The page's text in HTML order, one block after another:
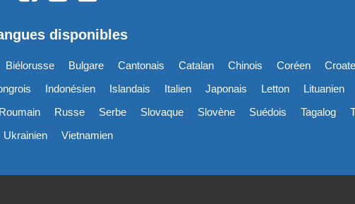
disponibles
Biélorusse Bulgare Cantonais Catalan Chinois Coréen Croate
Indonésien Islandais Italien Japonais Letton Lituanien
Roumain Russe Serbe Slovaque Slovène Suédois Tagalog
Ukrainien
Vietnamien